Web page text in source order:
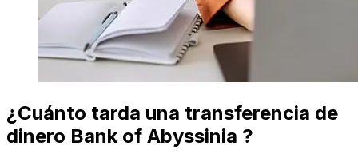
¿Cuánto tarda una transferencia de
dinero Bank of Abyssinia ?